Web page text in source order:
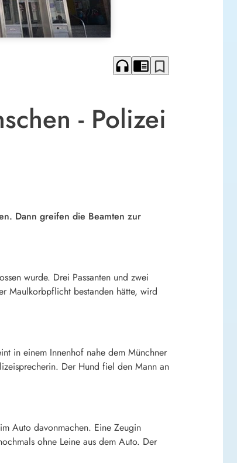
headphones chrome_reader_mode bookmark_border
- Polizei
Dann greifen die Beamten zur
wurde. Drei Passanten und zwei
Maulkorbpflicht bestanden hätte, wird
in einem Innenhof nahe dem Münchner
Der Hund fiel den Mann an
Auto davonmachen. Eine Zeugin
ohne Leine aus dem Auto. Der